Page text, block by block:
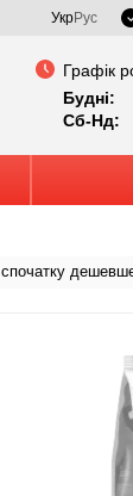
УкрРус
Графік
Будні:
Сб-Нд:
спочатку